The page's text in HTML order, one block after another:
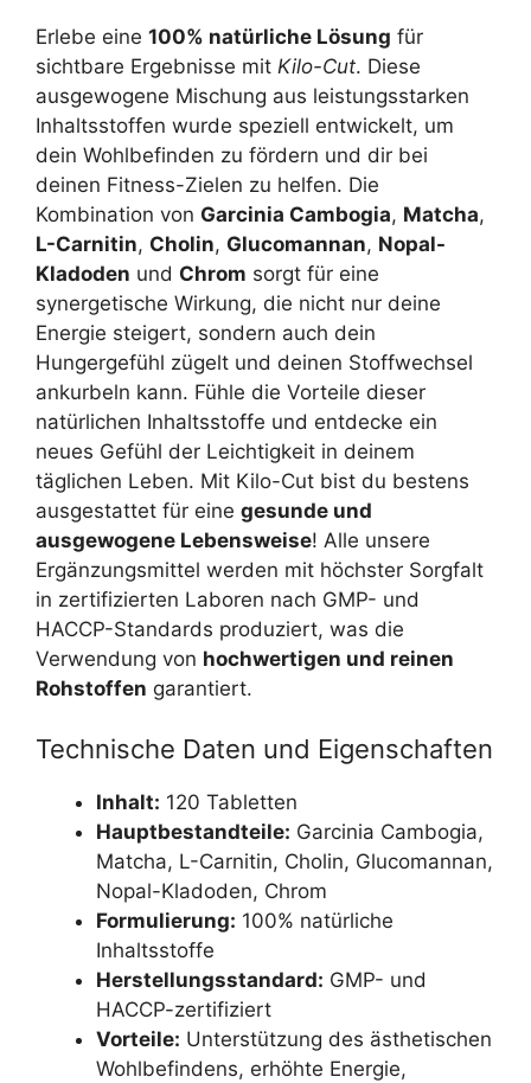
Erlebe eine 100% natürliche Lösung für
sichtbare Ergebnisse mit Kilo-Cut. Diese
ausgewogene Mischung aus leistungsstarken
Inhaltsstoffen wurde speziell entwickelt, um
dein Wohlbefinden zu fördern und dir bei
deinen Fitness-Zielen zu helfen. Die
Kombination von Garcinia Cambogia, Matcha,
L-Carnitin, Cholin, Glucomannan, Nopal-
Kladoden und Chrom sorgt für eine
synergetische Wirkung, die nicht nur deine
Energie steigert, sondern auch dein
Hungergefühl zügelt und deinen Stoffwechsel
ankurbeln kann. Fühle die Vorteile dieser
natürlichen Inhaltsstoffe und entdecke ein
neues Gefühl der Leichtigkeit in deinem
täglichen Leben. Mit Kilo-Cut bist du bestens
ausgestattet für eine gesunde und
ausgewogene Lebensweise! Alle unsere
Ergänzungsmittel werden mit höchster Sorgfalt
in zertifizierten Laboren nach GMP- und
HACCP-Standards produziert, was die
Verwendung von hochwertigen und reinen
Rohstoffen garantiert.
Technische Daten und Eigenschaften
Inhalt: 120 Tabletten
Hauptbestandteile: Garcinia Cambogia,
Matcha, L-Carnitin, Cholin, Glucomannan,
Nopal-Kladoden, Chrom
Formulierung: 100% natürliche
Inhaltsstoffe
Herstellungsstandard: GMP- und
HACCP-zertifiziert
Vorteile: Unterstützung des ästhetischen
Wohlbefindens, erhöhte Energie,